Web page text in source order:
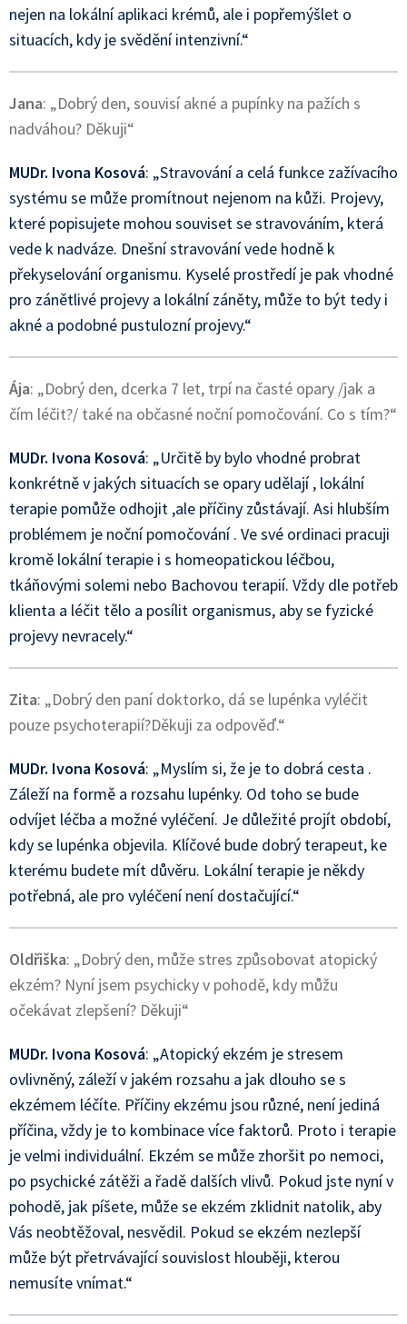
nejen na lokální aplikaci krémů, ale i popřemýšlet o
situacích, kdy je svědění intenzivní.“
Jana: „Dobrý den, souvisí akné a pupínky na pažích s
nadváhou? Děkuji“
MUDr. Ivona Kosová: „Stravování a celá funkce zažívacího
systému se může promítnout nejenom na kůži. Projevy,
které popisujete mohou souviset se stravováním, která
vede k nadváze. Dnešní stravování vede hodně k
překyselování organismu. Kyselé prostředí je pak vhodné
pro zánětlivé projevy a lokální záněty, může to být tedy i
akné a podobné pustulozní projevy.“
Ája: „Dobrý den, dcerka 7 let, trpí na časté opary /jak a
čím léčit?/ také na občasné noční pomočování. Co s tím?“
MUDr. Ivona Kosová: „Určitě by bylo vhodné probrat
konkrétně v jakých situacích se opary udělají , lokální
terapie pomůže odhojit ,ale příčiny zůstávají. Asi hlubším
problémem je noční pomočování . Ve své ordinaci pracuji
kromě lokální terapie i s homeopatickou léčbou,
tkáňovými solemi nebo Bachovou terapií. Vždy dle potřeb
klienta a léčit tělo a posílit organismus, aby se fyzické
projevy nevracely.“
Zita: „Dobrý den paní doktorko, dá se lupénka vyléčit
pouze psychoterapií?Děkuji za odpověď.“
MUDr. Ivona Kosová: „Myslím si, že je to dobrá cesta .
Záleží na formě a rozsahu lupénky. Od toho se bude
odvíjet léčba a možné vyléčení. Je důležité projít období,
kdy se lupénka objevila. Klíčové bude dobrý terapeut, ke
kterému budete mít důvěru. Lokální terapie je někdy
potřebná, ale pro vyléčení není dostačující.“
Oldřiška: „Dobrý den, může stres způsobovat atopický
ekzém? Nyní jsem psychicky v pohodě, kdy můžu
očekávat zlepšení? Děkuji“
MUDr. Ivona Kosová: „Atopický ekzém je stresem
ovlivněný, záleží v jakém rozsahu a jak dlouho se s
ekzémem léčíte. Příčiny ekzému jsou různé, není jediná
příčina, vždy je to kombinace více faktorů. Proto i terapie
je velmi individuální. Ekzém se může zhoršit po nemoci,
po psychické zátěži a řadě dalších vlivů. Pokud jste nyní v
pohodě, jak píšete, může se ekzém zklidnit natolik, aby
Vás neobtěžoval, nesvědil. Pokud se ekzém nezlepší
může být přetrvávající souvislost hlouběji, kterou
nemusíte vnímat.“